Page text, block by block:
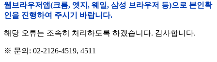
웹브라우저앱(크롬, 엣지, 웨일, 삼성 브라우저 등)으로 본인확
인을 진행하여 주시기 바랍니다.
해당 오류는 조속히 처리하도록 하겠습니다. 감사합니다.
※ 문의: 02-2126-4519, 4511